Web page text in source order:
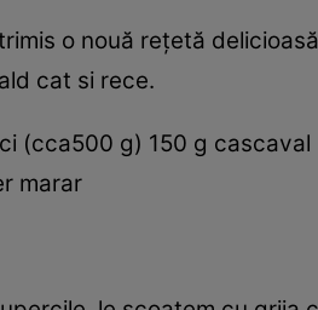
o nouă reţetă
cat si rece.
(cca500 g) 150 g
marar